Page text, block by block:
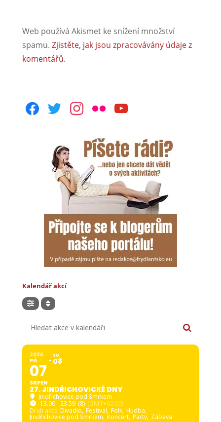
Web používá Akismet ke snížení množství
spamu. Zjistěte, jak jsou zpracovávány údaje z
komentářů.
facebooktwitterinstagram
flickr youtube
Kalendář akcí
2026
PÁ
07
SRPEN
SO
08
27. JINDŘICHOVICKÉ DNY
Jindřichovice pod Smrkem
13.00 - 23.59 (8) (GMT+02:00)
Druh akce Divadlo, Festival, Folk, Hudba,
Jindřichovice pod Smrkem, Koncert, Party, Zábava